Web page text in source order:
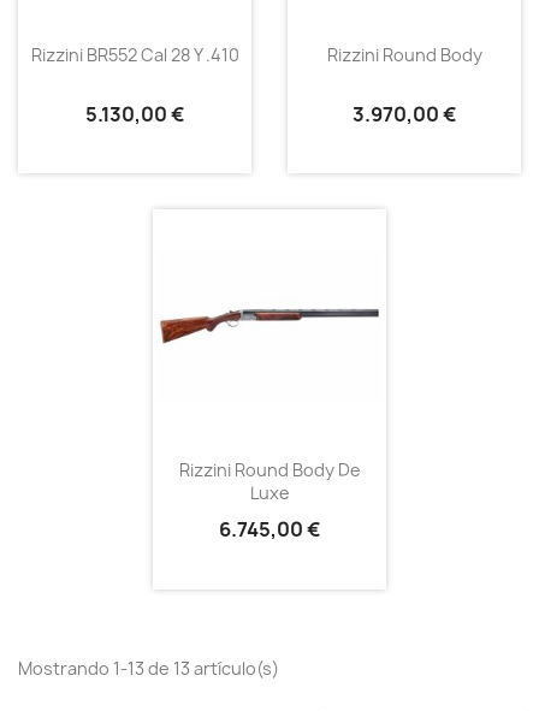
Rizzini BR552 Cal 28 Y .410
5.130,00 €
Rizzini Round Body
3.970,00 €
Rizzini Round Body De
Luxe
6.745,00 €
Mostrando 1-13 de 13 artículo(s)